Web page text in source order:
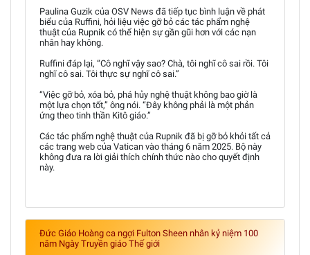
Paulina Guzik của OSV News đã tiếp tục bình luận về phát
biểu của Ruffini, hỏi liệu việc gỡ bỏ các tác phẩm nghệ
thuật của Rupnik có thể hiện sự gần gũi hơn với các nạn
nhân hay không.
Ruffini đáp lại, “Cô nghĩ vậy sao? Chà, tôi nghĩ cô sai rồi. Tôi
nghĩ cô sai. Tôi thực sự nghĩ cô sai.”
“Việc gỡ bỏ, xóa bỏ, phá hủy nghệ thuật không bao giờ là
một lựa chọn tốt,” ông nói. “Đây không phải là một phản
ứng theo tinh thần Kitô giáo.”
Các tác phẩm nghệ thuật của Rupnik đã bị gỡ bỏ khỏi tất cả
các trang web của Vatican vào tháng 6 năm 2025. Bộ này
không đưa ra lời giải thích chính thức nào cho quyết định
này.
Đức Giáo Hoàng ca ngợi Fulton Sheen nhân kỷ niệm 100
năm Ngày Truyền giáo Thế giới